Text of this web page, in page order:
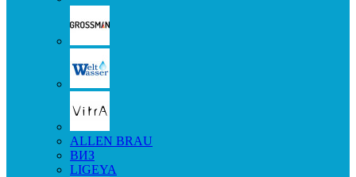
ALLEN BRAU
ВИЗ
LIGEYA